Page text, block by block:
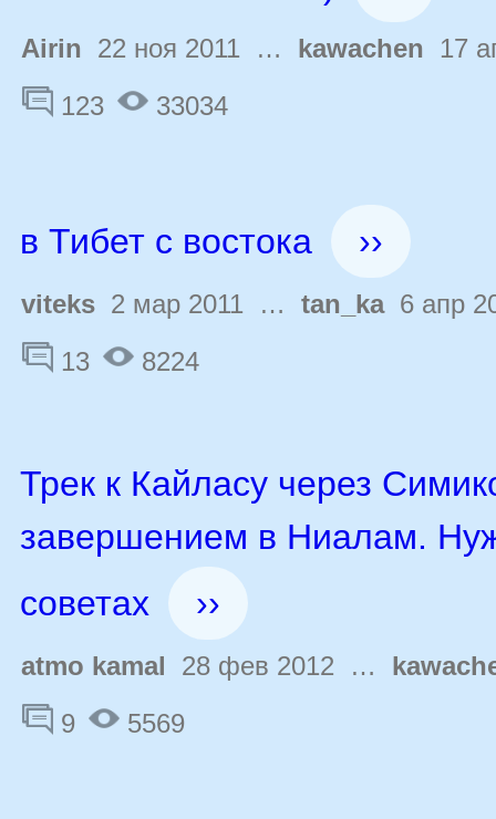
Airin 22 ноя 2011 … kawachen 17
123
33034
в Тибет с востока ››
viteks 2 мар 2011 … tan_ka6 апр
13
8224
Трек к Кайласу через
завершением в Ниалам.
советах
››
atmo kamal 28 фев 2012 …
9
5569